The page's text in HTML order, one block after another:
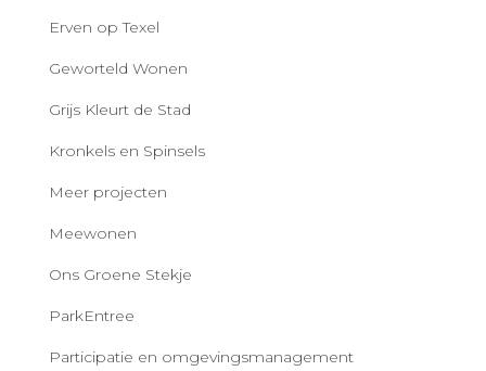
Erven op Texel
Geworteld Wonen
Grijs Kleurt de Stad
Kronkels en Spinsels
Meer projecten
Meewonen
Ons Groene Stekje
ParkEntree
Participatie en omgevingsmanagement